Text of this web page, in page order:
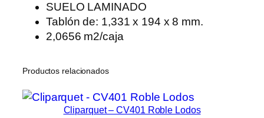
a
t
e
SUELO LAMINADO
Tablón de: 1,331 x 194 x 8 mm.
2,0656 m2/caja
Productos relacionados
Cliparquet – CV401 Roble Lodos